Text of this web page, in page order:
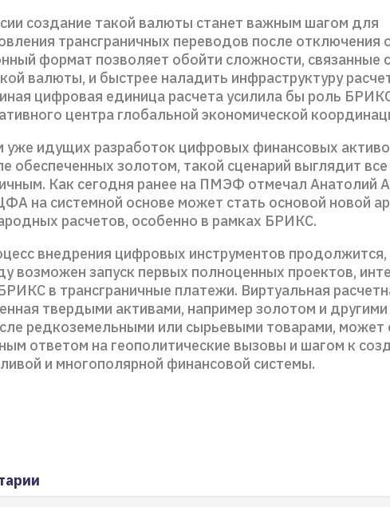
создание такой валюты станет важным шагом для
трансграничных переводов после отключения
формат позволяет обойти сложности, связанные
валюты, и быстрее наладить инфраструктуру
цифровая единица расчета усилила бы роль
центра глобальной экономической
уже идущих разработок цифровых финансовых
обеспеченных золотом, такой сценарий выглядит
Как сегодня ранее на ПМЭФ отмечал Анатолий
на системной основе может стать основой новой
расчетов, особенно в рамках БРИКС.
внедрения цифровых инструментов продолжится,
возможен запуск первых полноценных проектов,
в трансграничные платежи. Виртуальная
твердыми активами, например золотом и
редкоземельными или сырьевыми товарами, может
ответом на геополитические вызовы и шагом к
и многополярной финансовой системы.